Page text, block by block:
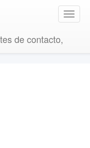
T
o
de contacto,